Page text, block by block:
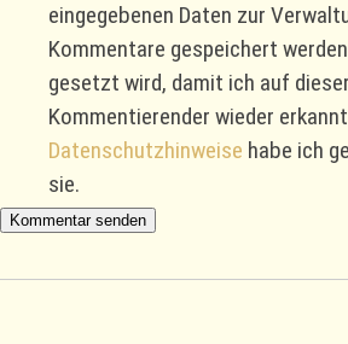
eingegebenen Daten zur
Kommentare gespeichert
gesetzt wird, damit ich auf
Kommentierender wieder
Datenschutzhinweise habe ich
sie.